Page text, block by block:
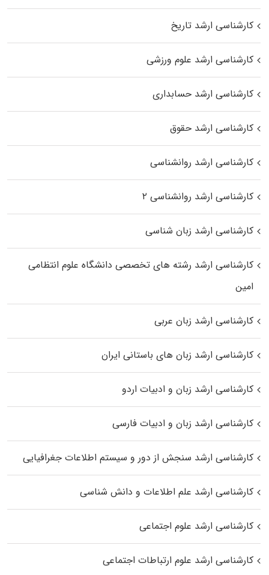
کارشناسی ارشد تاریخ
کارشناسی ارشد علوم ورزشی
کارشناسی ارشد حسابداری
کارشناسی ارشد حقوق
کارشناسی ارشد روانشناسی
کارشناسی ارشد روانشناسی ۲
کارشناسی ارشد زبان شناسی
کارشناسی ارشد رﺷﺘﻪ ﻫﺎی تخصصی داﻧﺸﮕﺎه ﻋﻠﻮم انتظامی
اﻣﻴﻦ
کارشناسی ارشد زبان عربی
کارشناسی ارشد زبان‌ های باستانی ایران
کارشناسی ارشد زبان و ادبیات اردو
کارشناسی ارشد زبان و ادبیات فارسی
کارشناسی ارشد سنجش از دور و سیستم اطلاعات جغرافیایی
کارشناسی ارشد علم اطلاعات و دانش شناسی
کارشناسی ارشد علوم اجتماعی
کارشناسی ارشد علوم ارتباطات اجتماعی